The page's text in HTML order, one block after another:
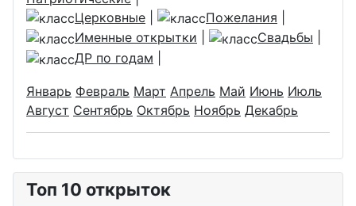
Церковные
Пожелания
Именные открытки
Свадьбы
ДР по годам
Январь Февраль Март Апрель Май Июнь Июль
Август Сентябрь Октябрь Ноябрь Декабрь
Топ 10 открыток